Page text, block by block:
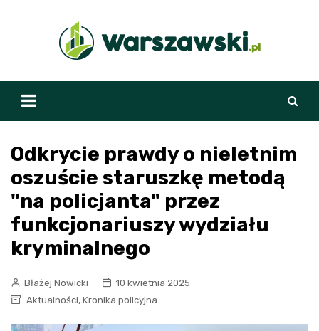
Odkrycie prawdy o nieletnim
oszuście staruszkę metodą
"na policjanta" przez
funkcjonariuszy wydziału
kryminalnego
Błażej Nowicki
10 kwietnia 2025
Aktualności, Kronika policyjna